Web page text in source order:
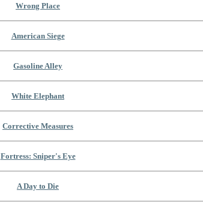
Wrong Place
American Siege
Gasoline Alley
White Elephant
Corrective Measures
Fortress: Sniper's Eye
A Day to Die